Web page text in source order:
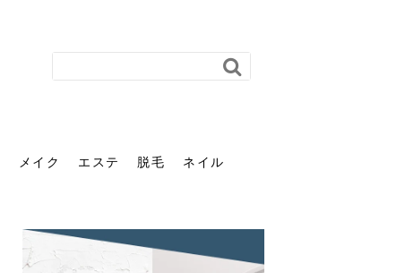
メイク エステ 脱毛 ネイル